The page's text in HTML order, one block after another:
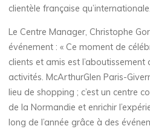
clientèle française qu’internationale.
Le Centre Manager, Christophe
événement : « Ce moment de
clients et amis est l’aboutissement
activités. McArthurGlen Paris-
lieu de shopping ; c’est un centre
de la Normandie et enrichir
long de l’année grâce à des